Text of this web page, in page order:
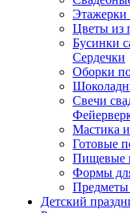
Этажерки
Цветы из
Бусинки
Сердечки
Оборки
Свечи
Мастика
Готовые
Пищевые
Формы
Предметы
Детский